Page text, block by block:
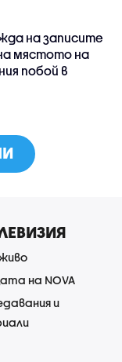
на записите
мястото на
побой в
на NOVA
и